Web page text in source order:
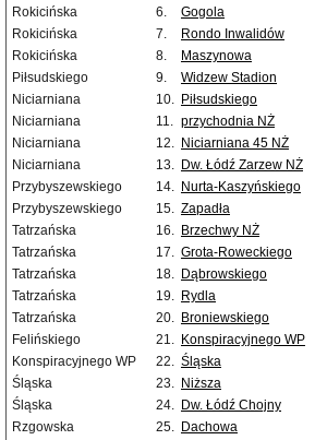
Rokicińska
6. Gogola
Rokicińska
7. Rondo Inwalidów
Rokicińska
8. Maszynowa
Piłsudskiego
9. Widzew Stadion
Niciarniana
10. Piłsudskiego
Niciarniana
11. przychodnia NŻ
Niciarniana
12. Niciarniana 45 NŻ
Niciarniana
13. Dw. Łódź Zarzew NŻ
Przybyszewskiego
14. Nurta-Kaszyńskiego
Przybyszewskiego
15. Zapadła
Tatrzańska
16. Brzechwy NŻ
Tatrzańska
17. Grota-Roweckiego
Tatrzańska
18. Dąbrowskiego
Tatrzańska
19. Rydla
Tatrzańska
20. Broniewskiego
Felińskiego
21. Konspiracyjnego WP
Konspiracyjnego WP
22. Śląska
Śląska
23. Niższa
Śląska
24. Dw. Łódź Chojny
Rzgowska
25. Dachowa